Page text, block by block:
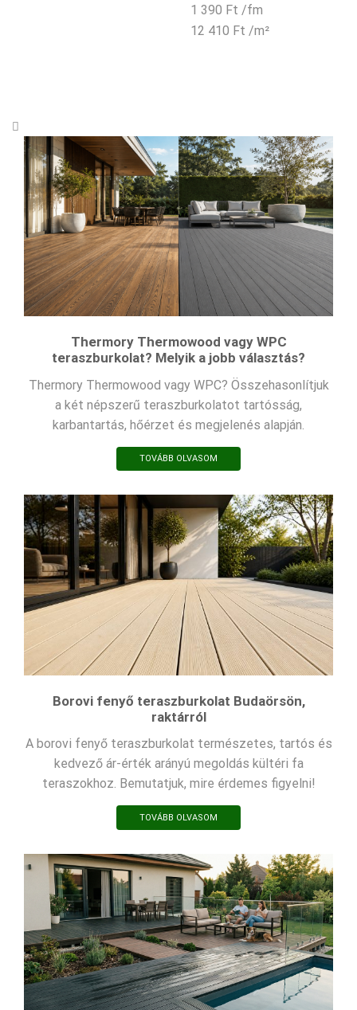
1 390 Ft /fm
12 410 Ft /m²
Thermory Thermowood vagy WPC
teraszburkolat? Melyik a jobb választás?
Thermory Thermowood vagy WPC? Összehasonlítjuk
a két népszerű teraszburkolatot tartósság,
karbantartás, hőérzet és megjelenés alapján.
TOVÁBB OLVASOM
Borovi fenyő teraszburkolat Budaörsön,
raktárról
A borovi fenyő teraszburkolat természetes, tartós és
kedvező ár-érték arányú megoldás kültéri fa
teraszokhoz. Bemutatjuk, mire érdemes figyelni!
TOVÁBB OLVASOM